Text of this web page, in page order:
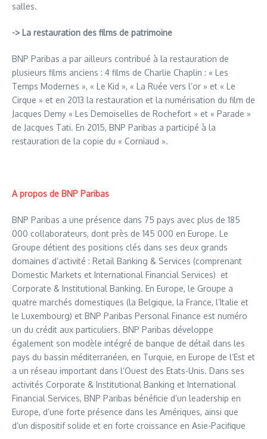
salles.
-> La restauration des films de patrimoine
BNP Paribas a par ailleurs contribué à la restauration de
plusieurs films anciens : 4 films de Charlie Chaplin : « Les
Temps Modernes », « Le Kid », « La Ruée vers l’or » et « Le
Cirque » et en 2013 la restauration et la numérisation du film de
Jacques Demy « Les Demoiselles de Rochefort » et « Parade »
de Jacques Tati. En 2015, BNP Paribas a participé à la
restauration de la copie du « Corniaud ».
A propos de BNP Paribas
BNP Paribas a une présence dans 75 pays avec plus de 185
000 collaborateurs, dont près de 145 000 en Europe. Le
Groupe détient des positions clés dans ses deux grands
domaines d’activité : Retail Banking & Services (comprenant
Domestic Markets et International Financial Services) et
Corporate & Institutional Banking. En Europe, le Groupe a
quatre marchés domestiques (la Belgique, la France, l’Italie et
le Luxembourg) et BNP Paribas Personal Finance est numéro
un du crédit aux particuliers. BNP Paribas développe
également son modèle intégré de banque de détail dans les
pays du bassin méditerranéen, en Turquie, en Europe de l’Est et
a un réseau important dans l’Ouest des Etats-Unis. Dans ses
activités Corporate & Institutional Banking et International
Financial Services, BNP Paribas bénéficie d’un leadership en
Europe, d’une forte présence dans les Amériques, ainsi que
d’un dispositif solide et en forte croissance en Asie-Pacifique